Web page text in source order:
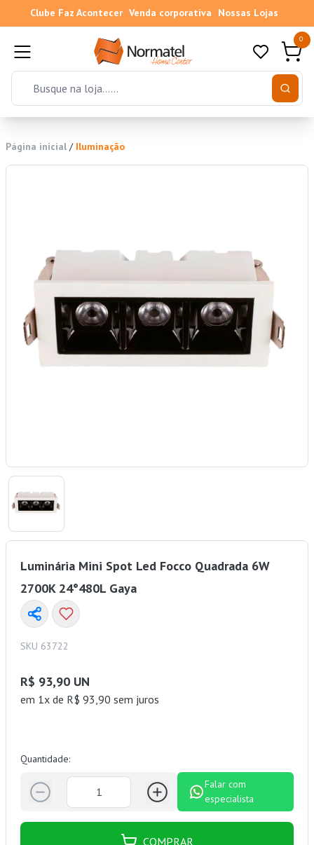
Clube Faz Acontecer Venda corporativa Nossas Lojas
0
Página inicial / Iluminação
Luminária Mini Spot Led Focco Quadrada 6W
2700K 24°480L Gaya
SKU 63722
R$ 93,90 UN
em 1x de R$ 93,90 sem juros
Quantidade:
Falar com
especialista
COMPRAR